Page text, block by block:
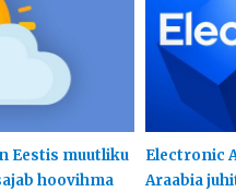
Eestis muutliku
hoovihma
Electronic
Araabia